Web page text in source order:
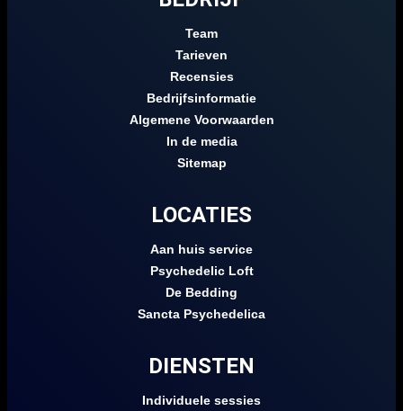
Team
Tarieven
Recensies
Bedrijfsinformatie
Algemene Voorwaarden
In de media
Sitemap
LOCATIES
Aan huis service
Psychedelic Loft
De Bedding
Sancta Psychedelica
DIENSTEN
Individuele sessies